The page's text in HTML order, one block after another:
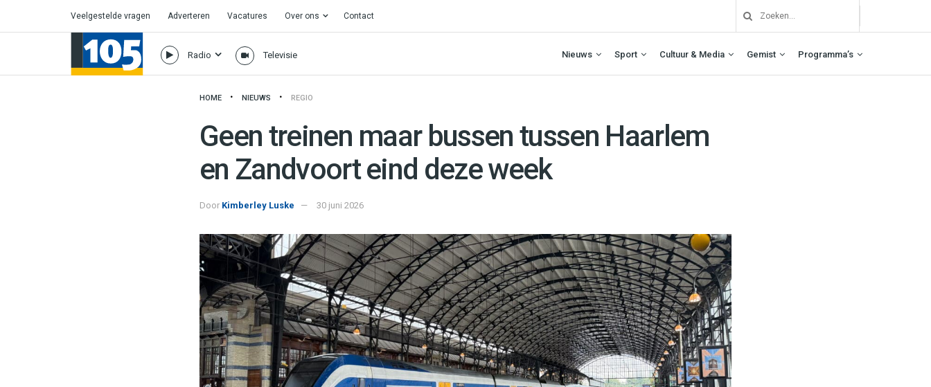
Veelgestelde vragen Adverteren Vacatures Over ons Contact
Radio Televisie Nieuws Sport Cultuur & Media Gemist Programma’s
HOME NIEUWS REGIO
Geen treinen maar bussen tussen Haarlem
en Zandvoort eind deze week
Door Kimberley Luske 30 juni 2026